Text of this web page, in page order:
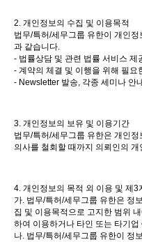
2. 개인정보의 수집 및 이용목적
법무/특허/세무그룹 유한이 개인
과 같습니다.
- 법률상담 및 관련 법률 서비스 제
- 계약의 체결 및 이행을 위해 필요
- Newsletter 발송, 각종 세미나 안
3. 개인정보의 보유 및 이용기간
법무/특허/세무그룹 유한은 개인
의사를 철회할 때까지 의뢰인의
4. 개인정보의 목적 외 이용 및 제3
가. 법무/특허/세무그룹 유한은 정
집 및 이용목적으로 고지한 범위
하여 이용하거나 타인 또는 타기업
나. 법무/특허/세무그룹 유한이 정